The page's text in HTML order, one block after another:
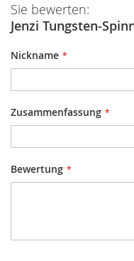
Sie bewerten:
Jenzi Tungsten-
Nickname
Zusammenfassung
Bewertung